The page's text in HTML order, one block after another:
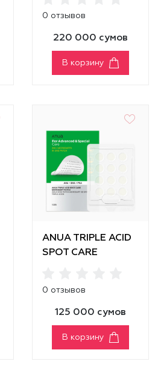
0 отзывов
220 000 сумов
В корзину
ANUA TRIPLE ACID
SPOT CARE
0 отзывов
125 000 сумов
В корзину